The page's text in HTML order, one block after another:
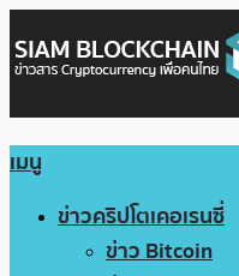
เมนู
ข่าวคริปโตเคอเรนซี่
ข่าว Bitcoin